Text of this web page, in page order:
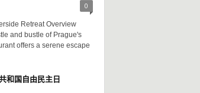
0
Retreat Overview
and bustle of Prague's
offers a serene escape
和国自由民主日